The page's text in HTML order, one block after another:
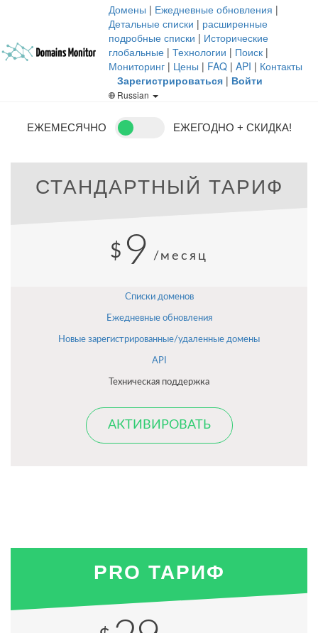
Домены | Ежедневные обновления |
Детальные списки | расширенные
подробные списки | Исторические
глобальные | Технологии | Поиск |
Мониторинг | Цены | FAQ | API | Контакты
Зарегистрироваться | Войти
Russian
ЕЖЕМЕСЯЧНО ЕЖЕГОДНО + СКИДКА!
СТАНДАРТНЫЙ ТАРИФ
$ 9 /месяц
Списки доменов
Ежедневные обновления
Новые зарегистрированные/удаленные домены
API
Техническая поддержка
АКТИВИРОВАТЬ
PRO ТАРИФ